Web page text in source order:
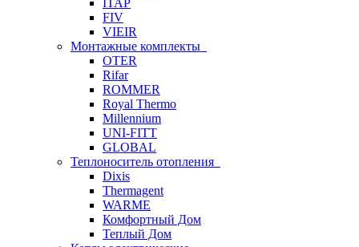
ITAP
FIV
VIEIR
Монтажные комплекты
OTER
Rifar
ROMMER
Royal Thermo
Millennium
UNI-FITT
GLOBAL
Теплоноситель отопления
Dixis
Thermagent
WARME
Комфортный Дом
Теплый Дом